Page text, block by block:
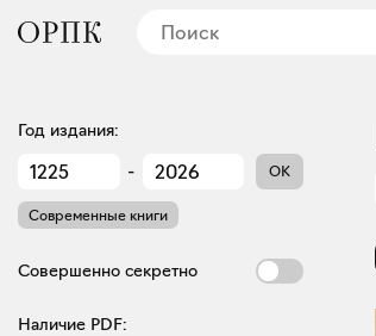
Год издания:
- OK
Современные книги
Совершенно секретно
Наличие PDF: